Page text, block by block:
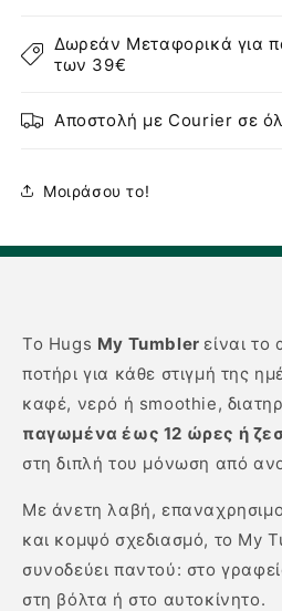
Δωρεάν Μεταφορικά για
των 39€
Αποστολή με Courier σε
Μοιράσου το!
Το Hugs My Tumblerείναι
ποτήρι για κάθε στιγμή της
καφέ, νερό ή smoothie,
παγωμένα έως 12 ώρες ή
στη διπλή του μόνωση από
Με άνετη λαβή,
και κομψό σχεδιασμό, το My
συνοδεύει παντού: στο
στη βόλτα ή στο αυτοκίνητο.